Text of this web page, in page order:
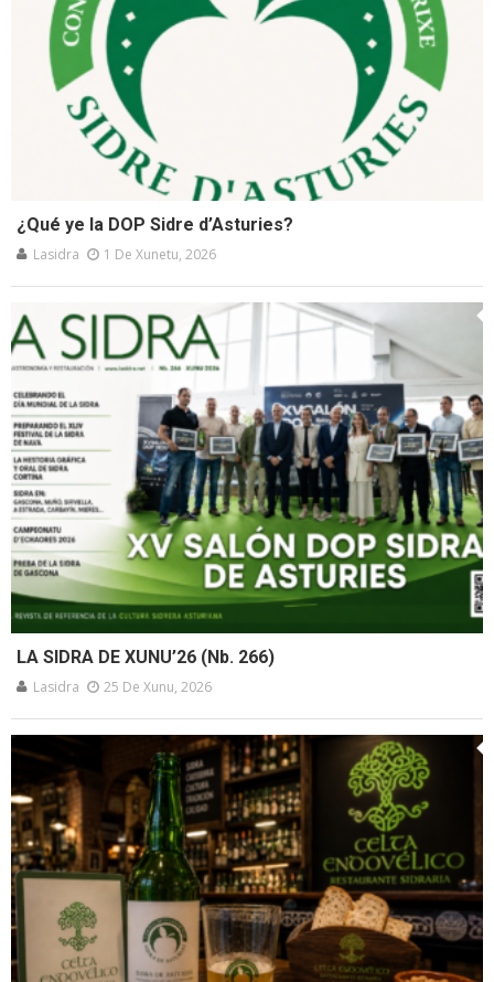
¿Qué ye la DOP Sidre d’Asturies?
Lasidra 1 De Xunetu, 2026
LA SIDRA DE XUNU’26 (Nb. 266)
Lasidra 25 De Xunu, 2026